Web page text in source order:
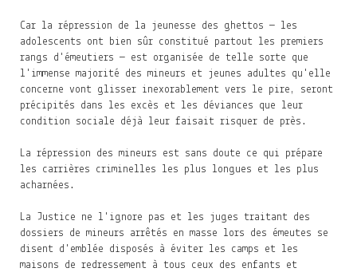
Car la répression de la jeunesse des ghettos — les
adolescents ont bien sûr constitué partout les premiers
rangs d'émeutiers — est organisée de telle sorte que
l'immense majorité des mineurs et jeunes adultes qu'elle
concerne vont glisser inexorablement vers le pire, seront
précipités dans les excès et les déviances que leur
condition sociale déjà leur faisait risquer de près.
La répression des mineurs est sans doute ce qui prépare
les carrières criminelles les plus longues et les plus
acharnées.
La Justice ne l'ignore pas et les juges traitant des
dossiers de mineurs arrêtés en masse lors des émeutes se
disent d'emblée disposés à éviter les camps et les
maisons de redressement à tous ceux des enfants et